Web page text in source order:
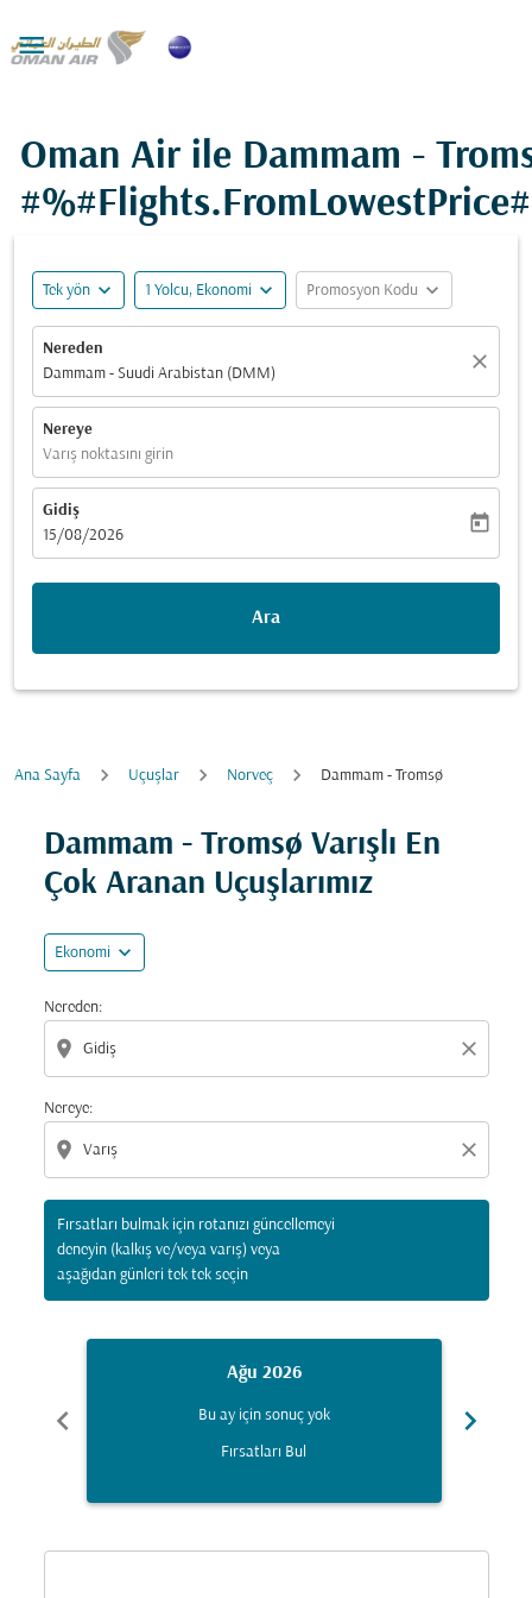

Oman Air ile Dammam -
Tek yön expand_more 1 Yolcu, Ekonomi expand_more Promosyon Kodu expand_more
Nereden
Dammam - Suudi Arabistan (DMM)
close
Nereye
Varış noktasını girin
Gidiş
fc-booking-departure-date-aria-label
15/08/2026
today
Ara
Ana Sayfa Uçuşlar Norveç Dammam - Tromsø
Dammam - Tromsø Varışlı En
Çok Aranan Uçuşlarımız
Ekonomi expand_more
Nereden:
location_on close
Nereye:
location_on close
Fırsatları bulmak için rotanızı güncellemeyi
deneyin (kalkış ve/veya varış) veya
aşağıdan günleri tek tek seçin
Fırsatları bulmak için rotanızı güncellemeyi deneyin
chevron_left
Ağu 2026
Bu ay için sonuç yok
Fırsatları Bul
chevron_right